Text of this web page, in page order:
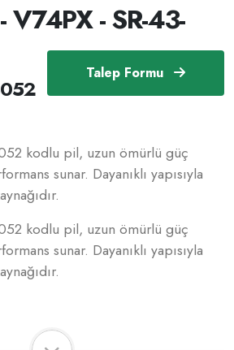
Talep Formu
V74PX - SR-43-
kodlu pil, uzun ömürlü güç
sunar. Dayanıklı yapısıyla
kodlu pil, uzun ömürlü güç
sunar. Dayanıklı yapısıyla